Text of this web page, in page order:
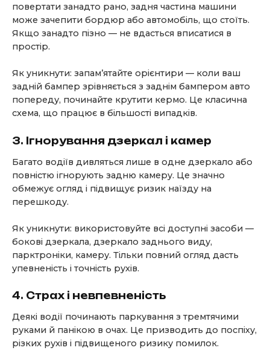
повертати занадто рано, задня частина машини
може зачепити бордюр або автомобіль, що стоїть.
Якщо занадто пізно — не вдасться вписатися в
простір.
Як уникнути: запам’ятайте орієнтири — коли ваш
задній бампер зрівняється з заднім бампером авто
попереду, починайте крутити кермо. Це класична
схема, що працює в більшості випадків.
3. Ігнорування дзеркал і камер
Багато водіїв дивляться лише в одне дзеркало або
повністю ігнорують задню камеру. Це значно
обмежує огляд і підвищує ризик наїзду на
перешкоду.
Як уникнути: використовуйте всі доступні засоби —
бокові дзеркала, дзеркало заднього виду,
парктроніки, камеру. Тільки повний огляд дасть
упевненість і точність рухів.
4. Страх і невпевненість
Деякі водії починають паркування з тремтячими
руками й панікою в очах. Це призводить до поспіху,
різких рухів і підвищеного ризику помилок.